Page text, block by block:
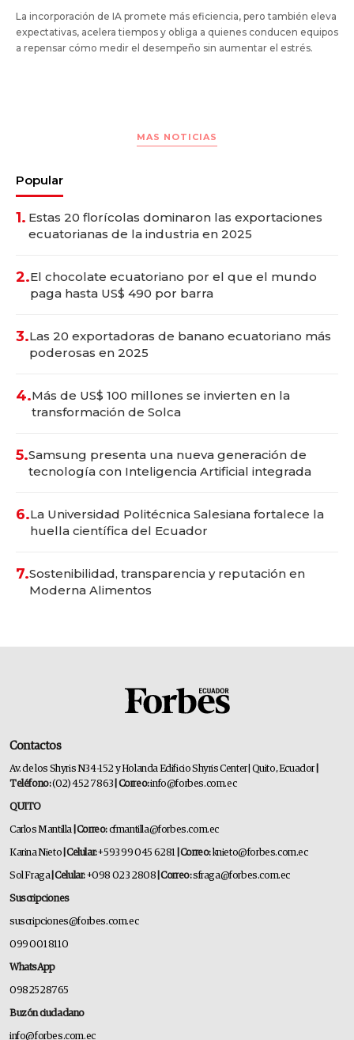
La incorporación de IA promete más eficiencia, pero también eleva
expectativas, acelera tiempos y obliga a quienes conducen equipos
a repensar cómo medir el desempeño sin aumentar el estrés.
MAS NOTICIAS
Popular
1. Estas 20 florícolas dominaron las exportaciones
ecuatorianas de la industria en 2025
2.El chocolate ecuatoriano por el que el mundo
paga hasta US$ 490 por barra
3.Las 20 exportadoras de banano ecuatoriano más
poderosas en 2025
4.Más de US$ 100 millones se invierten en la
transformación de Solca
5.Samsung presenta una nueva generación de
tecnología con Inteligencia Artificial integrada
6.La Universidad Politécnica Salesiana fortalece la
huella científica del Ecuador
7.Sostenibilidad, transparencia y reputación en
Moderna Alimentos
Contactos
Av. de los Shyris N34-152 y Holanda Edificio Shyris Center | Quito, Ecuador
Teléfono:(02) 452 7863 | Correo:info@forbes.com.ec
QUITO
Carlos Mantilla | Correo:cfmantilla@forbes.com.ec
Karina Nieto | Celular:+593 99 045 6281 | Correo:knieto@forbes.com.ec
Sol Fraga| Celular:+098 023 2808 | Correo:sfraga@forbes.com.ec
Suscripciones
suscripciones@forbes.com.ec
099 001 8110
WhatsApp
0982528765
Buzón ciudadano
info@forbes.com.ec